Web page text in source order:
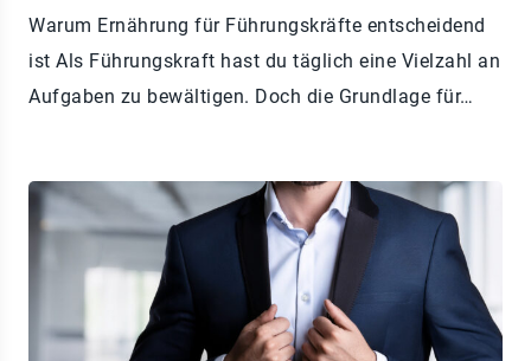
Warum Ernährung für Führungskräfte entscheidend
ist Als Führungskraft hast du täglich eine Vielzahl an
Aufgaben zu bewältigen. Doch die Grundlage für…